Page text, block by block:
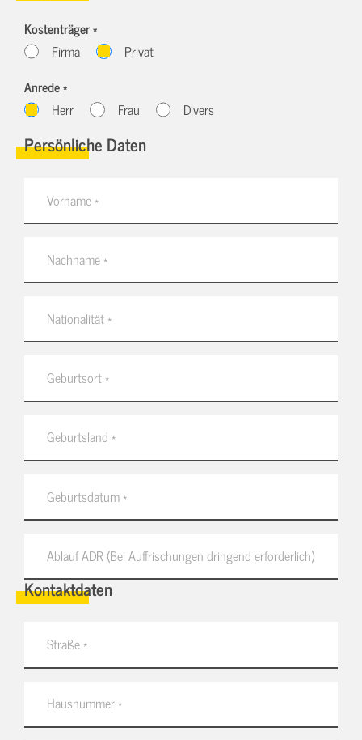
Kostenträger *
Firma
Privat
Anrede *
Herr
Frau Divers
Persönliche Daten
Kontaktdaten